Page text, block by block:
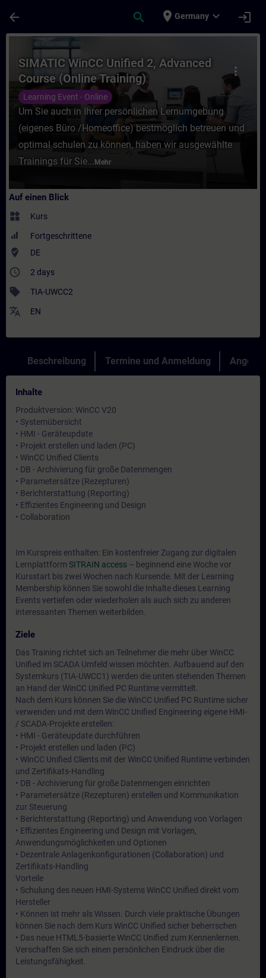
arrow_back search place Germany expand_more login
Kurs - SIMATIC WinCC Unified 2,
more_vert
SIMATIC WinCC Unified 2, Advanced
Course (Online Training)
Learning Event - Online
Um Sie auch in Ihrer persönlichen Lernumgebung
(eigenes Büro /Homeoffice) bestmöglich betreuen und
optimal schulen zu können, haben wir ausgewählte
Trainings für Sie... Mehr
Auf einen Blick
widgets Kurs
Fortgeschrittene
where_to_vote DE
access_time 2 days
sell TIA-UWCC2
translate EN
Beschreibung Termine und Anmeldung Angebot
Inhalte
Produktversion: WinCC V20
• Systemübersicht
• HMI - Geräteupdate
• Projekt erstellen und laden (PC)
• WinCC Unified Clients
• DB - Archivierung für große Datenmengen
• Parametersätze (Rezepturen)
• Berichterstattung (Reporting)
• Effizientes Engineering und Design
• Collaboration
Im Kurspreis enthalten: Ein kostenfreier Zugang zur digitalen
Lernplattform SITRAIN access – beginnend eine Woche vor
Kursstart bis zwei Wochen nach Kursende. Mit der Learning
Membership können Sie sowohl die Inhalte dieses Learning
Events vertiefen oder wiederholen als auch sich zu anderen
interessanten Themen weiterbilden.
Ziele
Das Training richtet sich an Teilnehmer die mehr über WinCC
Unified im SCADA Umfeld wissen möchten. Aufbauend auf den
Systemkurs (TIA-UWCC1) werden die unten stehenden Themen
an Hand der WinCC Unified PC Runtime vermittelt.
Nach dem Kurs können Sie die WinCC Unified PC Runtime sicher
verwenden und mit dem WinCC Unified Engineering eigene HMI-
/ SCADA-Projekte erstellen:
• HMI - Geräteupdate durchführen
• Projekt erstellen und laden (PC)
• WinCC Unified Clients mit der WinCC Unified Runtime verbinden
und Zertifikats-Handling
• DB - Archivierung für große Datenmengen einrichten
• Parametersätze (Rezepturen) erstellen und Kommunikation
zur Steuerung
• Berichterstattung (Reporting) und Anwendung von Vorlagen
• Effizientes Engineering und Design mit Vorlagen,
Anwendungsmöglichkeiten und Optionen
• Dezentrale Anlagenkonfigurationen (Collaboration) und
Zertifikats-Handling
Vorteile
• Schulung des neuen HMI-Systems WinCC Unified direkt vom
Hersteller
• Können ist mehr als Wissen. Durch viele praktische Übungen
können Sie nach dem Kurs WinCC Unified sicher beherrschen
• Das neue HTML5-basierte WinCC Unified zum Kennenlernen.
Verschaffen Sie sich einen persönlichen Eindruck über die
Leistungsfähigkeit.